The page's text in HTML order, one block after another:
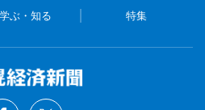
学ぶ・知る 特集